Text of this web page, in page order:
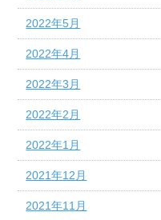
2022年5月
2022年4月
2022年3月
2022年2月
2022年1月
2021年12月
2021年11月